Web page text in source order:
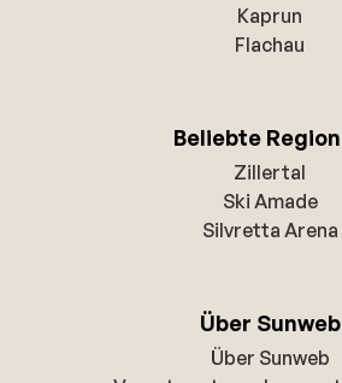
Kaprun
Flachau
Beliebte
Zillertal
Ski Amade
Silvretta Arena
Über Sunweb
Über Sunweb